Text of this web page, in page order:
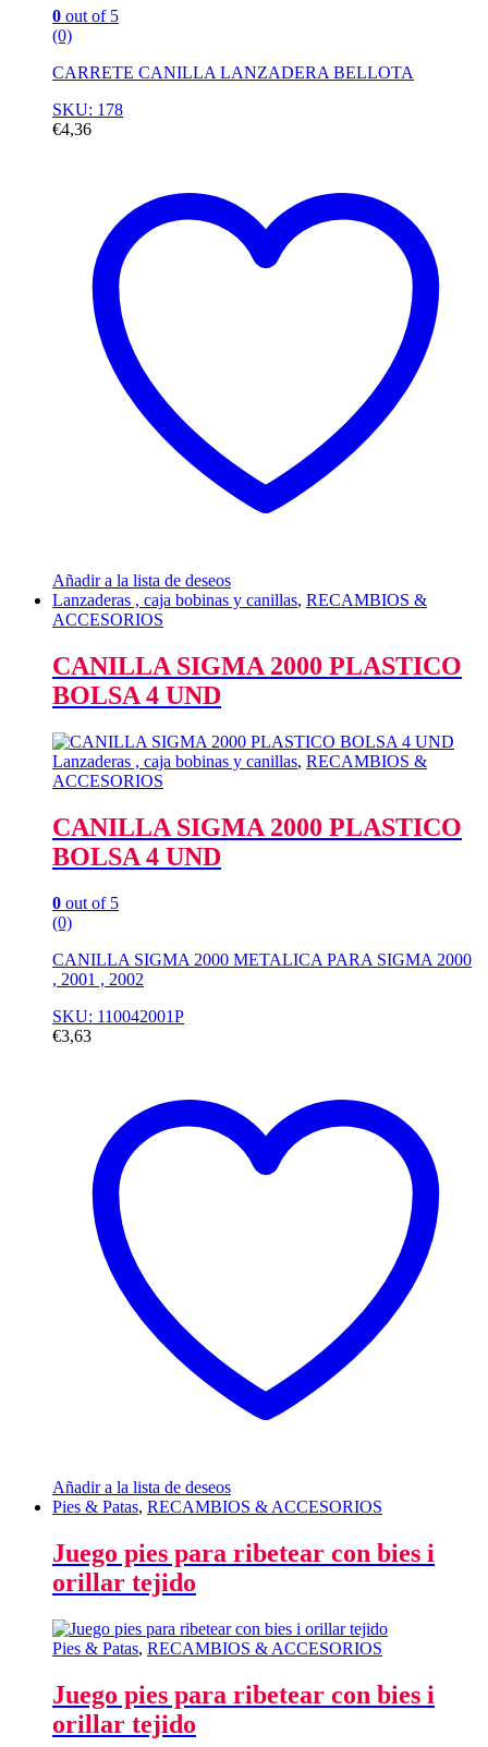
0 out of 5
(0)
CARRETE CANILLA LANZADERA BELLOTA
SKU: 178
€4,36
Añadir a la lista de deseos
Lanzaderas , caja bobinas y canillas, RECAMBIOS &
ACCESORIOS
CANILLA SIGMA 2000 PLASTICO
BOLSA 4 UND
Lanzaderas , caja bobinas y canillas, RECAMBIOS &
ACCESORIOS
CANILLA SIGMA 2000 PLASTICO
BOLSA 4 UND
0 out of 5
(0)
CANILLA SIGMA 2000 METALICA PARA SIGMA 2000
, 2001 , 2002
SKU: 110042001P
€3,63
Añadir a la lista de deseos
Pies & Patas, RECAMBIOS & ACCESORIOS
Juego pies para ribetear con bies i
orillar tejido
Pies & Patas, RECAMBIOS & ACCESORIOS
Juego pies para ribetear con bies i
orillar tejido